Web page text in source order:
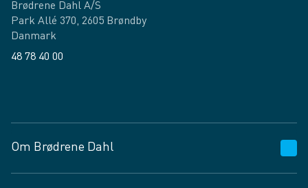
Brødrene Dahl A/S
Park Allé 370, 2605 Brøndby
Danmark
48 78 40 00
Om Brødrene Dahl